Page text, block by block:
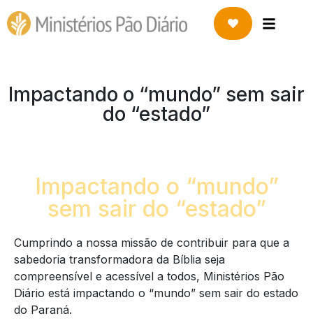
Impactando o “mundo” sem sair
do “estado”
Impactando o “mundo”
sem sair do “estado”
Cumprindo a nossa missão de contribuir para que a
sabedoria transformadora da Bíblia seja
compreensível e acessível a todos, Ministérios Pão
Diário está impactando o “mundo” sem sair do estado
do Paraná.